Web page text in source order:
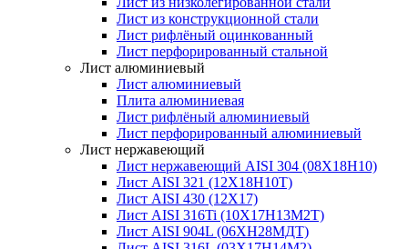
Лист из конструкционной стали
Лист рифлёный оцинкованный
Лист перфорированный стальной
Лист алюминиевый
Лист алюминиевый
Плита алюминиевая
Лист рифлёный алюминиевый
Лист перфорированный алюминиевый
Лист нержавеющий
Лист нержавеющий AISI 304 (08Х18Н10)
Лист AISI 321 (12Х18Н10Т)
Лист AISI 430 (12Х17)
Лист AISI 316Ti (10Х17Н13М2Т)
Лист AISI 904L (06ХН28МДТ)